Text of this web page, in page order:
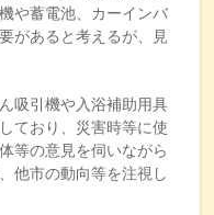
や蓄電池、カーインバ
があると考えるが、見
吸引機や入浴補助用具
ており、災害時等に使
等の意見を伺いながら
他市の動向等を注視し